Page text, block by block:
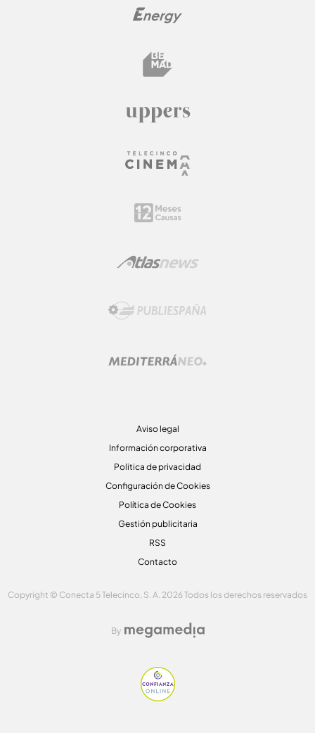
Aviso legal
Información corporativa
Politica de privacidad
Configuración de Cookies
Política de Cookies
Gestión publicitaria
RSS
Contacto
Copyright © Conecta 5 Telecinco, S. A. 2026 Todos los derechos reservados
By